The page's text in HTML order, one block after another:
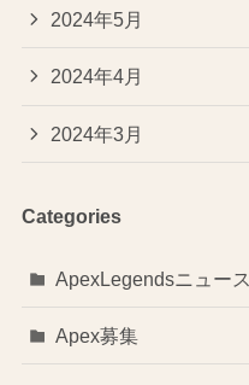
2024年5月
2024年4月
2024年3月
Categories
ApexLegendsニュース
Apex募集